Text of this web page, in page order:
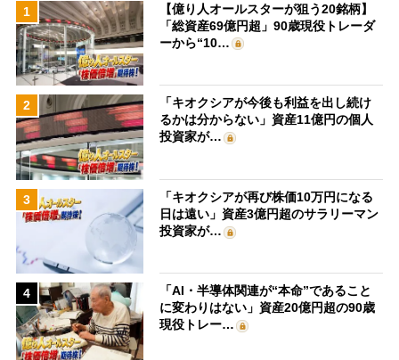
1
【億り人オールスターが狙う20銘柄】
「総資産69億円超」90歳現役トレーダ
ーから“10…
2
「キオクシアが今後も利益を出し続け
るかは分からない」資産11億円の個人
投資家が…
3
「キオクシアが再び株価10万円になる
日は遠い」資産3億円超のサラリーマン
投資家が…
4
「AI・半導体関連が“本命”であること
に変わりはない」資産20億円超の90歳
現役トレー…